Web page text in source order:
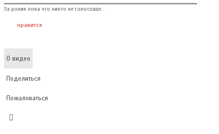
За ролик пока что никто не голосовал...
нравится
О видео
Поделиться
Пожаловаться